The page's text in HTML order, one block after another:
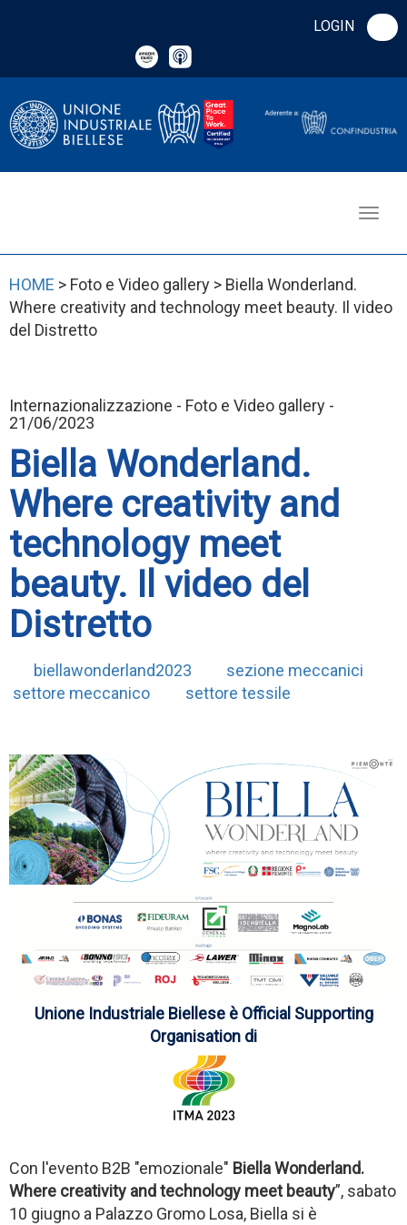
LOGIN
HOME > Foto e Video gallery > Biella Wonderland.
Where creativity and technology meet beauty. Il video
del Distretto
Internazionalizzazione - Foto e Video gallery -
21/06/2023
Biella Wonderland.
Where creativity and
technology meet
beauty. Il video del
Distretto
biellawonderland2023
sezione meccanici
settore meccanico
settore tessile
Unione Industriale Biellese è Official Supporting
Organisation di
Con l'evento B2B "emozionale" Biella Wonderland.
Where creativity and technology meet beauty”, sabato
10 giugno a Palazzo Gromo Losa, Biella si è